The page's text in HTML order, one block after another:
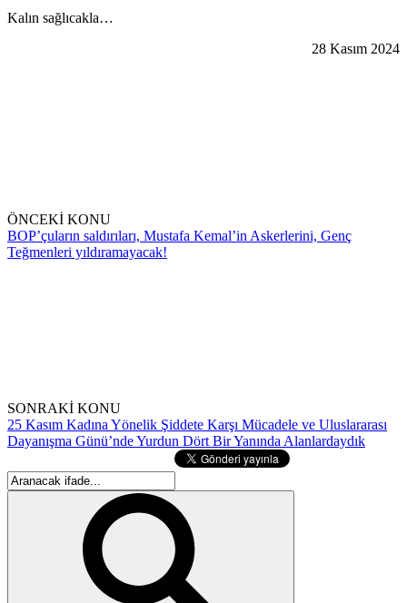
Kalın sağlıcakla…
28 Kasım 2024
ÖNCEKİ KONU
BOP’çuların saldırıları, Mustafa Kemal’in Askerlerini, Genç
Teğmenleri yıldıramayacak!
SONRAKİ KONU
25 Kasım Kadına Yönelik Şiddete Karşı Mücadele ve Uluslararası
Dayanışma Günü’nde Yurdun Dört Bir Yanında Alanlardaydık